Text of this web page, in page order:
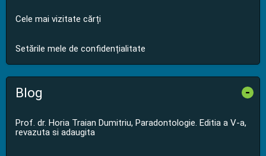
Cele mai vizitate cărți
Setările mele de confidențialitate
Blog -
Prof. dr. Horia Traian Dumitriu, Paradontologie. Editia a V-a,
revazuta si adaugita